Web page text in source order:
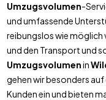
Umzugsvolumen-
und umfassende
reibungslos wie möglich
und den Transport und
Umzugsvolumenin
gehen wir besonders
Kunden ein und bieten